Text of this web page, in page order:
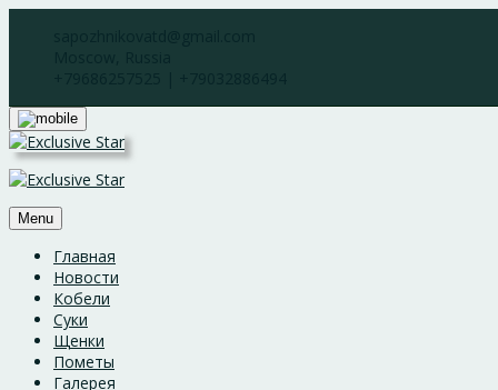
Menu
Главная
Новости
Кобели
Суки
Щенки
Пометы
Галерея